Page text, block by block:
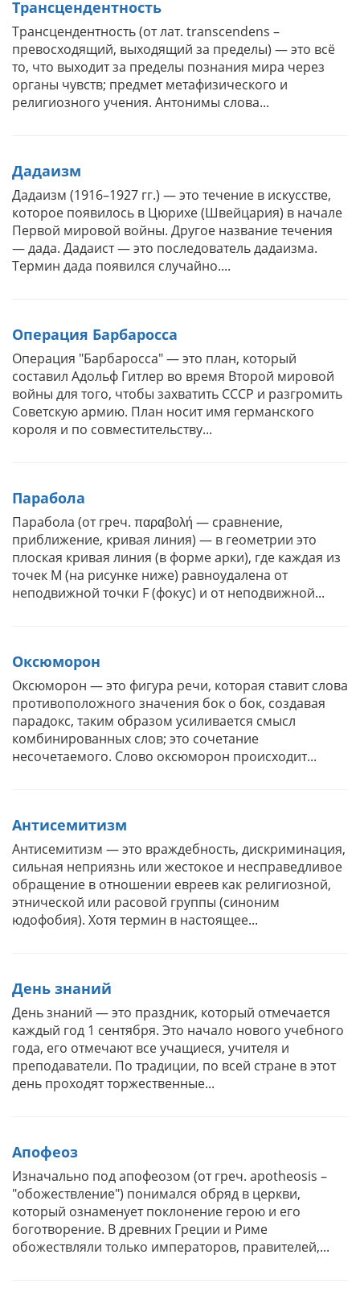
Трансцендентность
Трансцендентность (от лат. transcendens –
превосходящий, выходящий за пределы) — это всё
то, что выходит за пределы познания мира через
органы чувств; предмет метафизического и
религиозного учения. Антонимы слова...
Дадаизм
Дадаизм (1916–1927 гг.) — это течение в искусстве,
которое появилось в Цюрихе (Швейцария) в начале
Первой мировой войны. Другое название течения
— дада. Дадаист — это последователь дадаизма.
Термин дада появился случайно....
Операция Барбаросса
Операция "Барбаросса" — это план, который
составил Адольф Гитлер во время Второй мировой
войны для того, чтобы захватить СССР и разгромить
Советскую армию. План носит имя германского
короля и по совместительству...
Парабола
Парабола (от греч. παραβολή — сравнение,
приближение, кривая линия) — в геометрии это
плоская кривая линия (в форме арки), где каждая из
точек M (на рисунке ниже) равноудалена от
неподвижной точки F (фокус) и от неподвижной...
Оксюморон
Оксюморон — это фигура речи, которая ставит слова
противоположного значения бок о бок, создавая
парадокс, таким образом усиливается смысл
комбинированных слов; это сочетание
несочетаемого. Слово оксюморон происходит...
Антисемитизм
Антисемитизм — это враждебность, дискриминация,
сильная неприязнь или жестокое и несправедливое
обращение в отношении евреев как религиозной,
этнической или расовой группы (синоним
юдофобия). Хотя термин в настоящее...
День знаний
День знаний — это праздник, который отмечается
каждый год 1 сентября. Это начало нового учебного
года, его отмечают все учащиеся, учителя и
преподаватели. По традиции, по всей стране в этот
день проходят торжественные...
Апофеоз
Изначально под апофеозом (от греч. apotheosis –
"обожествление") понимался обряд в церкви,
который ознаменует поклонение герою и его
боготворение. В древних Греции и Риме
обожествляли только императоров, правителей,...